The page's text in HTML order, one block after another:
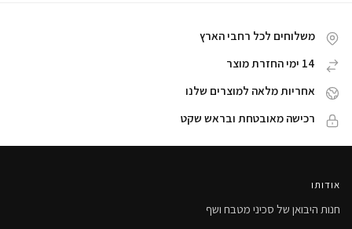
משלוחים לכל רחבי הארץ
14 ימי החזרת מוצר
אחריות מלאה למוצרים שלנו
רכישה מאובטחת ובראש שקט
אודותו
חנות היבואן של סכיני מטבח ושף